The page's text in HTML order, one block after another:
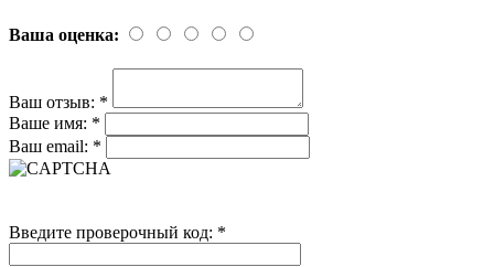
Ваша оценка:
Ваш отзыв: *
Ваше имя: *
Ваш email: *
Введите проверочный код: *